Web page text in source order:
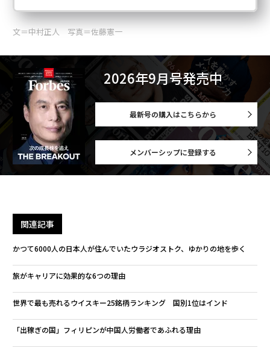
文＝中村正人 写真＝佐藤憲一
2026年9月号発売中
最新号の購入はこちらから
メンバーシップに登録する
関連記事
かつて6000人の日本人が住んでいたウラジオストク、ゆかりの地を歩く
旅がキャリアに効果的な6つの理由
世界で最も売れるウイスキー25銘柄ランキング 国別1位はインド
「出稼ぎの国」フィリピンが中国人労働者であふれる理由